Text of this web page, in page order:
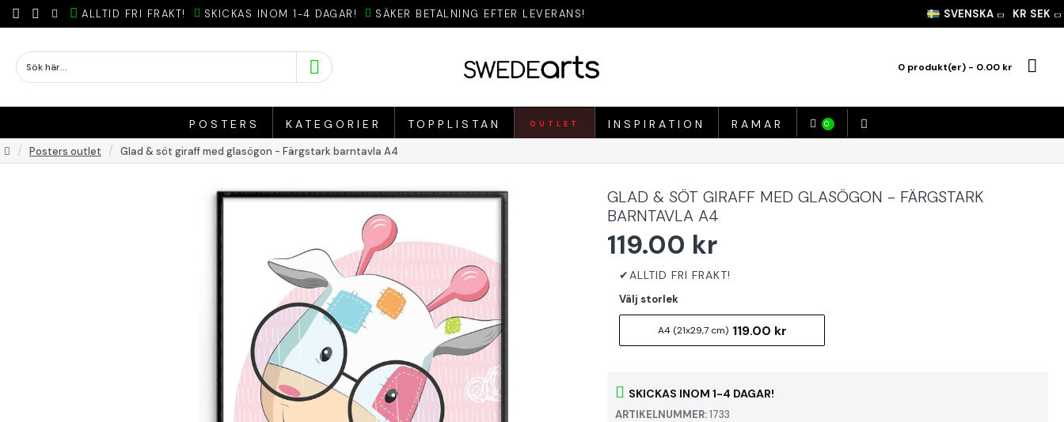
ALLTID FRI FRAKT! SKICKAS INOM 1-4 DAGAR! SÄKER BETALNING EFTER LEVERANS! SVENSKA KR SEK
0 produkt(er) - 0.00 kr
POSTERS KATEGORIER TOPPLISTAN OUTLET INSPIRATION RAMAR 0
Posters outlet Glad & söt giraff med glasögon - Färgstark barntavla A4
GLAD & SÖT GIRAFF MED GLASÖGON - FÄRGSTARK
BARNTAVLA A4
SKICKAS INOM 1-4 DAGAR!
ARTIKELNUMMER:1733
119.00 kr
Välj storlek
A4 (21x29,7 cm) 119.00 kr